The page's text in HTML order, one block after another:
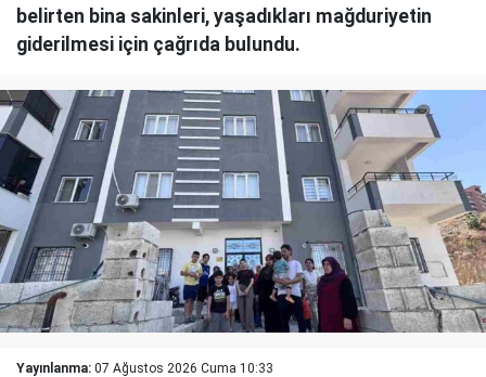
belirten bina sakinleri, yaşadıkları mağduriyetin
giderilmesi için çağrıda bulundu.
Yayınlanma: 07 Ağustos 2026 Cuma 10:33